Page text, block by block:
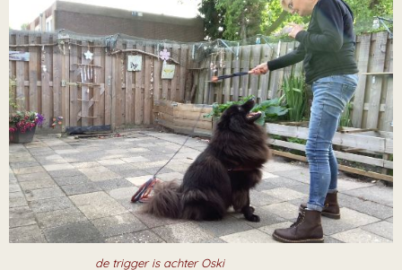
de trigger is achter Oski